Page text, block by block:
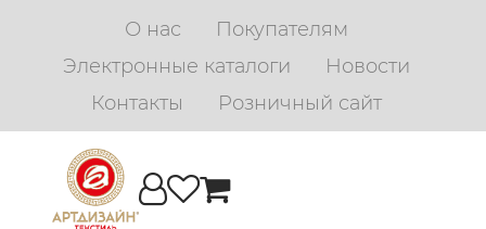
О нас
Покупателям
Электронные каталоги
Новости
Контакты
Розничный сайт